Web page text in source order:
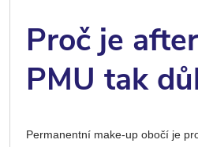
Proč je
PMU tak
Permanentní make-up obočí je